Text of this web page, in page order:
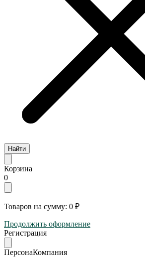
Найти
Корзина
0
Товаров на сумму: 0 ₽
Продолжить оформление
Регистрация
ПерсонаКомпания